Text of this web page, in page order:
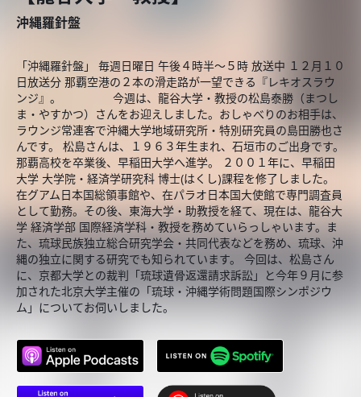
沖縄羅針盤
「沖縄羅針盤」 毎週日曜日 午後４時半～５時 放送中 １２月１０
日放送分 那覇空港の２本の滑走路が一望できる『レキオスラウ
ンジ』。 今週は、龍谷大学・教授の松島泰勝（まつし
ま・やすかつ）さんをお迎えしました。おしゃべりのお相手は、
ラウンジ常連客で沖縄大学地域研究所・特別研究員の島田勝也さ
んです。 松島さんは、１９６３年生まれ、石垣市のご出身です。
那覇高校を卒業後、早稲田大学へ進学。 ２００１年に、早稲田
大学 大学院・経済学研究科 博士(はくし)課程を修了しました。
在グアム日本国総領事館や、在パラオ日本国大使館で専門調査員
として勤務。その後、東海大学・助教授を経て、現在は、龍谷大
学 経済学部 国際経済学科・教授を務めていらっしゃいます。ま
た、琉球民族独立総合研究学会・共同代表などを務め、琉球、沖
縄の独立に関する研究でも知られています。 今回は、松島さん
に、京都大学との裁判「琉球遺骨返還請求訴訟」と今年９月に参
加された北京大学主催の「琉球・沖縄学術問題国際シンポジウ
ム」についてお伺いしました。